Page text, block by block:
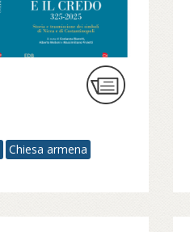
Chiesa armena